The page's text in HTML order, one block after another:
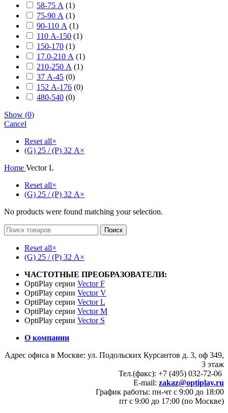
58-75 А (1)
75-90 А (1)
90-110 А (1)
110 А-150 (1)
150-170 (1)
17.0-210 А (1)
210-250 А (1)
37 А-45 (0)
152 А-176 (0)
480-540 (0)
Show (0)
Cancel
Reset all×
(G) 25 / (P) 32 А×
Home Vector L
Reset all×
(G) 25 / (P) 32 А×
No products were found matching your selection.
Поиск
Reset all×
(G) 25 / (P) 32 А×
ЧАСТОТНЫЕ ПРЕОБРАЗОВАТЕЛИ:
OptiPlay серии Vector F
OptiPlay серии Vector V
OptiPlay серии Vector L
OptiPlay серии Vector M
OptiPlay серии Vector S
О компании
Адрес офиса в Москве: ул. Подольских Курсантов д. 3, оф 349,
3 этаж
Тел.(факс): +7 (495) 032-72-06
E-mail: zakaz@optiplay.ru
График работы: пн-чт с 9:00 до 18:00
пт с 9:00 до 17:00 (по Москве)